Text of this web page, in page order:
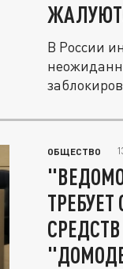
В России
ОБЩЕСТВО